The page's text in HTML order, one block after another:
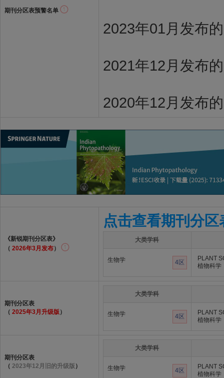
期刊分区表预警名单
2023年01月发布
2021年12月发布
2020年12月发布
《新锐期刊分区表》
（ 2026年3月发布）
点击查看期刊分区
大类学科
生物学 4区
PLANT
植物科学
期刊分区表
（ 2025年3月升级版 ）
大类学科
生物学 4区
PLANT
植物科学
期刊分区表
（ 2023年12月旧的升级版 ）
大类学科
生物学 4区
PLANT
植物科学